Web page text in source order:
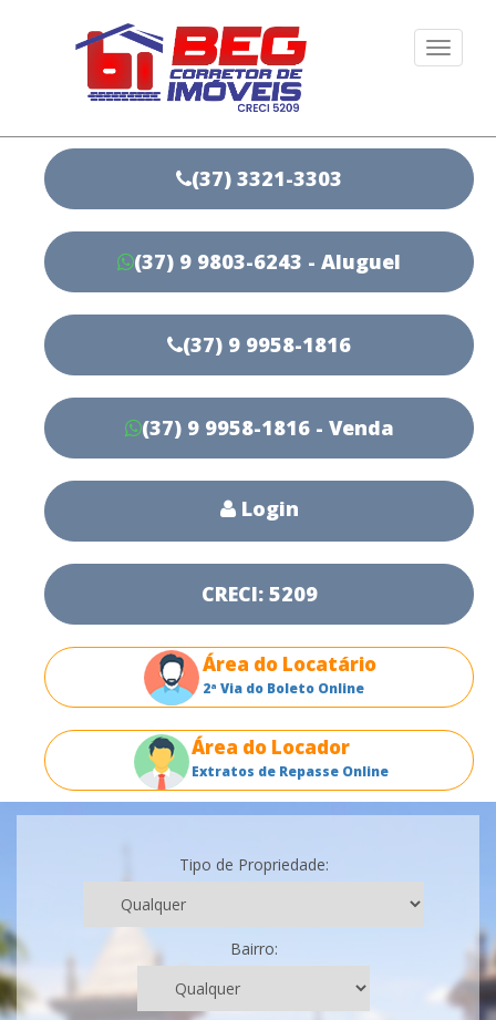
(37) 3321-3303
(37) 9 9803-6243 - Aluguel
(37) 9 9958-1816
(37) 9 9958-1816 - Venda
Login
CRECI: 5209
Área do Locatário
2ª Via do Boleto Online
Área do Locador
Extratos de Repasse Online
Tipo de Propriedade:
Bairro: